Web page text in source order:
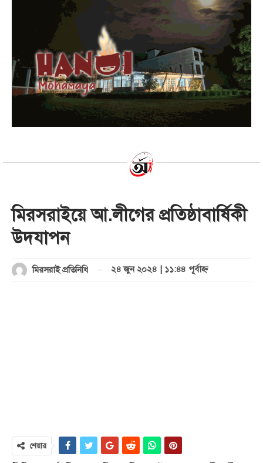
মিরসরাইয়ে আ.লীগের প্রতিষ্ঠাবার্ষিকী
উদযাপন
মিরসরাই প্রতিনিধি ২৪ জুন ২০২৪ | ১১:৪৪ পূর্বাহ্ণ
শেয়ার